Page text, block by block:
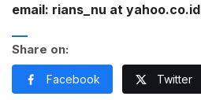
email: rians_nu at yahoo.co.id
Share on:
Facebook Twitter